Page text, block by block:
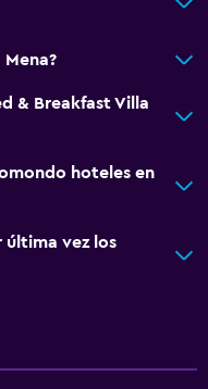
& Breakfast Villa
hoteles en
última vez los